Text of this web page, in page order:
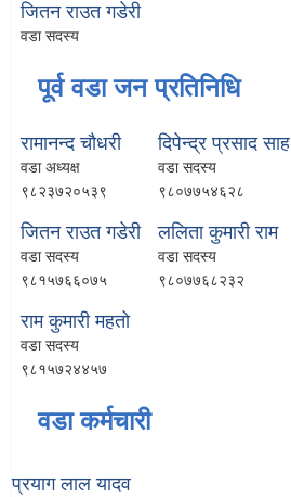
जितन राउत गडेरी
वडा सदस्य
पूर्व वडा जन प्रतिनिधि
रामानन्द चौधरी
वडा अध्यक्ष
९८२३७२०५३९
दिपेन्द्र प्रसाद साह
वडा सदस्य
९८०७७५४६२८
जितन राउत गडेरी
वडा सदस्य
९८१५७६६०७५
ललिता कुमारी राम
वडा सदस्य
९८०७७६८२३२
राम कुमारी महतो
वडा सदस्य
९८१५७२४४५७
वडा कर्मचारी
प्रयाग लाल यादव